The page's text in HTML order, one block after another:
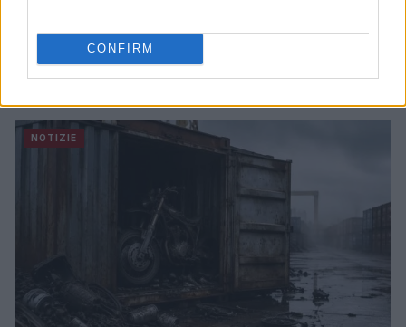
CONFIRM
Governo italiano insiste su neutralità tecnologica per
auto elettriche e ibride
NOTIZIE